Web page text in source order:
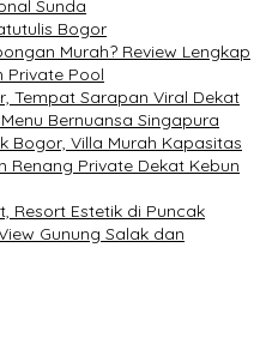
Sunda
Bogor
Murah? Review Lengkap
Private Pool
Tempat Sarapan Viral Dekat
Bernuansa Singapura
Bogor, Villa Murah Kapasitas
Renang Private Dekat Kebun
Resort Estetik di Puncak
Gunung Salak dan